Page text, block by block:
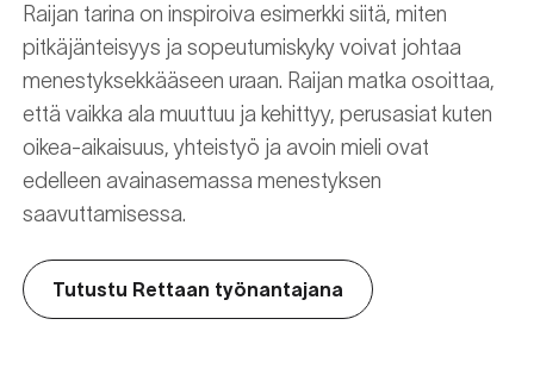
Raijan tarina on inspiroiva esimerkki siitä, miten
pitkäjänteisyys ja sopeutumiskyky voivat johtaa
menestyksekkääseen uraan. Raijan matka osoittaa,
että vaikka ala muuttuu ja kehittyy, perusasiat kuten
oikea-aikaisuus, yhteistyö ja avoin mieli ovat
edelleen avainasemassa menestyksen
saavuttamisessa.
Tutustu Rettaan työnantajana